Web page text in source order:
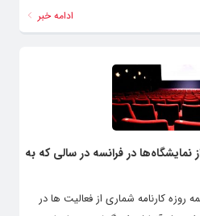
ادامه خبر
در فرانسه در سالی که به
کارنامه شماری از فعالیت ها در